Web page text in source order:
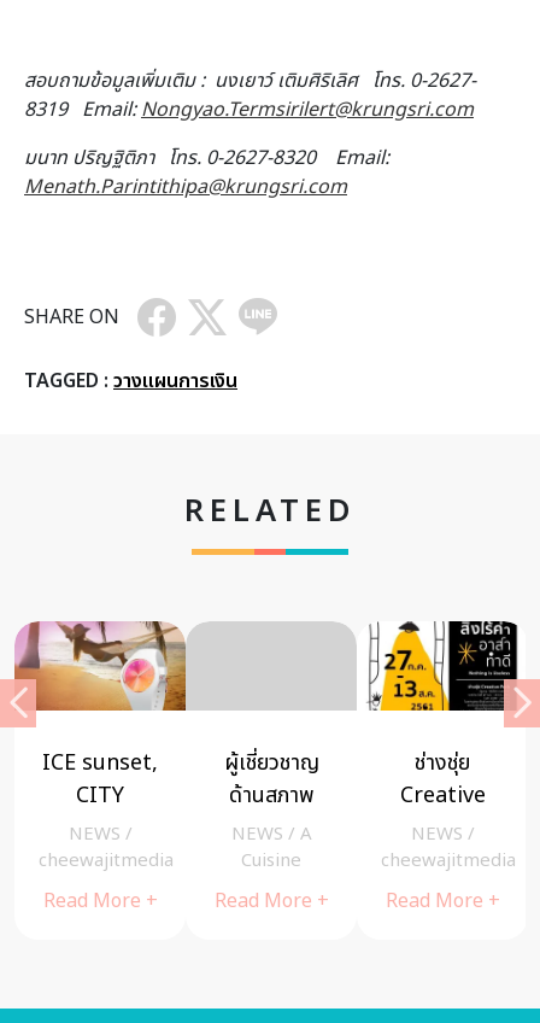
สอบถามข้อมูลเพิ่มเติม: นงเยาว์ เติมศิริเลิศ โทร. 0-2627-
8319 Email:Nongyao.Termsirilert@krungsri.com
มนาท ปริญฐิติภา โทร. 0-2627-8320 Email:
Menath.Parintithipa@krungsri.com
SHARE ON
TAGGED : วางแผนการเงิน
RELATED
ผู้เชี่ยวชาญ
ด้านสภาพ
แวดล้อมชี้
เคล็ดวิธี “ดูแล
ลูกน้อยจาก
NEWS
Cuisine
Read More +
ช่างชุ่ย
Creative
Park จัดงาน
‘สิ่งไร้ค่า อาสา
ทำดี’ ชวนคน
NEWS
cheewajitmedia
Read More +
วอลล์ ร่วม
ส่วนหนึ่งข
ช่วงเวลาแ
ความสุขเล็
เพื่อคืนรอ
NEWS
Cuisine
Read